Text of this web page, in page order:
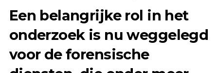
Een belangrijke rol in het
onderzoek is nu weggelegd
voor de forensische